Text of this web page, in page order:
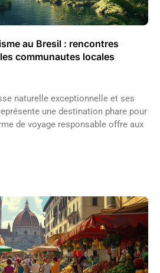
au Bresil : rencontres
communautes locales
naturelle exceptionnelle et ses
une destination phare pour
de voyage responsable offre aux